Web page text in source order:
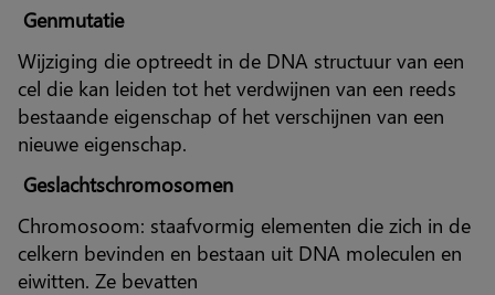
Genmutatie
Wijziging die optreedt in de DNA structuur van een
cel die kan leiden tot het verdwijnen van een reeds
bestaande eigenschap of het verschijnen van een
nieuwe eigenschap.
Geslachtschromosomen
Chromosoom: staafvormig elementen die zich in de
celkern bevinden en bestaan uit DNA moleculen en
eiwitten. Ze bevatten